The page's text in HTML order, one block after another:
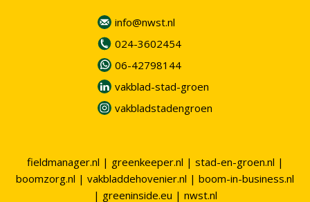
info@nwst.nl
024-3602454
06-42798144
vakblad-stad-groen
vakbladstadengroen
fieldmanager.nl | greenkeeper.nl | stad-en-groen.nl |
boomzorg.nl | vakbladdehovenier.nl | boom-in-business.nl
| greeninside.eu | nwst.nl